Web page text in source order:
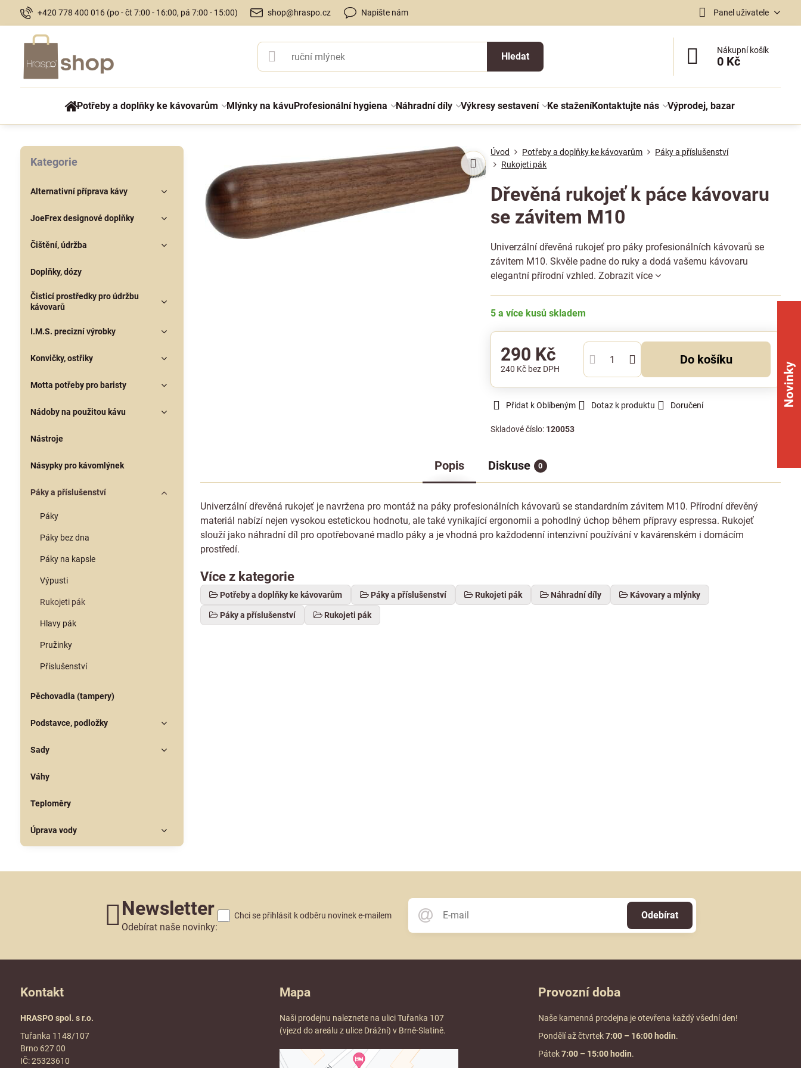
+420 778 400 016 (po - čt 7:00 - 16:00, pá 7:00 - 15:00) shop@hraspo.cz Napište nám Panel uživatele
Hledat
Nákupní košík
0 Kč
Potřeby a doplňky ke kávovarům Mlýnky na kávuProfesionální hygiena Náhradní díly Výkresy sestavení Ke staženíKontaktujte nás Výprodej, bazar
Úvod Potřeby a doplňky ke kávovarům
Páky a příslušenství
Rukojeti pák
Dřevěná rukojeť k páce kávovaru
se závitem M10
Univerzální dřevěná rukojeť pro páky profesionálních kávovarů se
závitem M10. Skvěle padne do ruky a dodá vašemu kávovaru
elegantní přírodní vzhled.Zobrazit více
5 a více kusů skladem
290 Kč
240 Kč bez DPH
Do košíku
Přidat k Oblíbeným Dotaz k produktu Doručení
Skladové číslo: 120053
Popis Diskuse 0
Univerzální dřevěná rukojeť je navržena pro montáž na páky profesionálních kávovarů se standardním závitem M10. Přírodní dřevěný
materiál nabízí nejen vysokou estetickou hodnotu, ale také vynikající ergonomii a pohodlný úchop během přípravy espressa. Rukojeť
slouží jako náhradní díl pro opotřebované madlo páky a je vhodná pro každodenní intenzivní používání v kavárenském i domácím
prostředí.
Více z kategorie
Potřeby a doplňky ke kávovarům Páky a příslušenství Rukojeti pák Náhradní díly Kávovary a mlýnky
Páky a příslušenství Rukojeti pák
Kategorie
Alternativní příprava kávy
JoeFrex designové doplňky
Čištění, údržba
Doplňky, dózy
Čisticí prostředky pro údržbu
kávovarů
I.M.S. precizní výrobky
Konvičky, ostřiky
Motta potřeby pro baristy
Nádoby na použitou kávu
Nástroje
Násypky pro kávomlýnek
Páky a příslušenství
Páky
Páky bez dna
Páky na kapsle
Výpusti
Rukojeti pák
Hlavy pák
Pružinky
Příslušenství
Pěchovadla (tampery)
Podstavce, podložky
Sady
Váhy
Teploměry
Úprava vody
Newsletter
Odebírat naše novinky:
Odebírat
Chci se přihlásit k odběru novinek e-mailem
Kontakt
HRASPO spol. s r.o.
Tuřanka 1148/107
Brno 627 00
IČ: 25323610
Novinky
Mapa
Naši prodejnu naleznete na ulici Tuřanka 107
(vjezd do areálu z ulice Drážní) v Brně-Slatině.
Provozní doba
Naše kamenná prodejna je otevřena každý všední den!
Pondělí až čtvrtek7:00 – 16:00 hodin.
Pátek7:00 – 15:00 hodin.